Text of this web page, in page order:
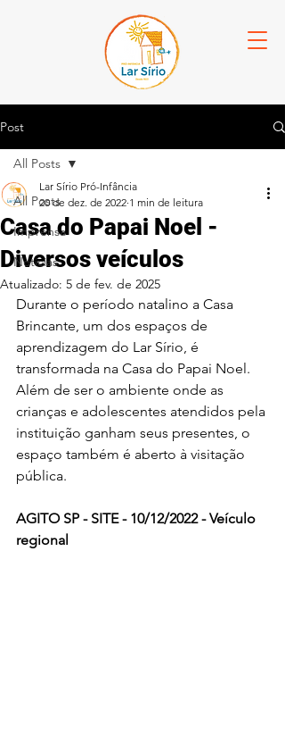
Post
All Posts
Imprensa
Notícias
All Posts
Casa do Papai Noel -
Diversos veículos
Lar Sírio Pró-Infância
20 de dez. de 2022 1 min de leitura
Atualizado: 5 de fev. de 2025
Durante o período natalino a Casa
Brincante, um dos espaços de
aprendizagem do Lar Sírio, é
transformada na Casa do Papai Noel.
Além de ser o ambiente onde as
crianças e adolescentes atendidos pela
instituição ganham seus presentes, o
espaço também é aberto à visitação
pública.
AGITO SP - SITE - 10/12/2022 - Veículo
regional